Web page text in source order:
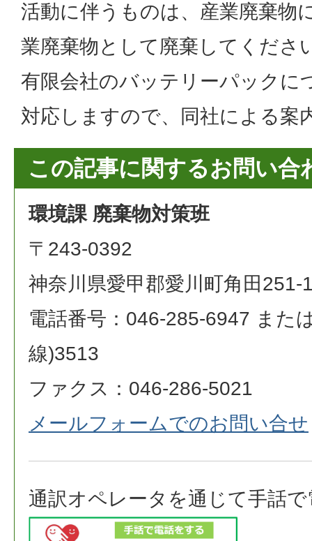
活動に伴うものは、産業廃棄物
業廃棄物として廃棄してくださ
有限会社のバッテリーパックに
対応しますので、同社による案
この記事に関するお問い合
環境課 廃棄物対策班
〒243-0392
神奈川県愛甲郡愛川町角田251-
電話番号：046-285-6947 また
線)3513
ファクス：046-286-5021
メールフォームでのお問い合せ
通訳オペレータを通じて手話